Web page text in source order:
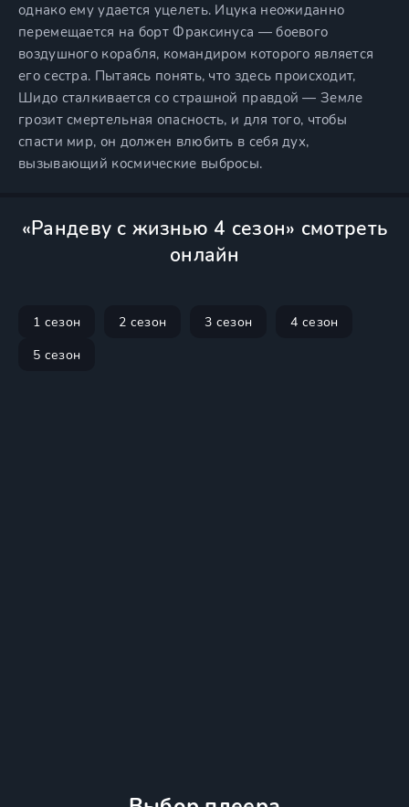
однако ему удается уцелеть. Ицука неожиданно
перемещается на борт Фраксинуса — боевого
воздушного корабля, командиром которого является
его сестра. Пытаясь понять, что здесь происходит,
Шидо сталкивается со страшной правдой — Земле
грозит смертельная опасность, и для того, чтобы
спасти мир, он должен влюбить в себя дух,
вызывающий космические выбросы.
«Рандеву с жизнью 4 сезон» смотреть
онлайн
1 сезон 2 сезон 3 сезон
4 сезон
5 сезон